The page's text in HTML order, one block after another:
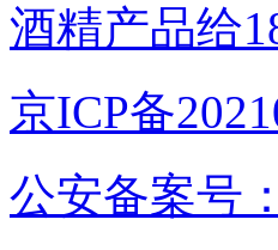
酒精产品给
京ICP备
公安备案号